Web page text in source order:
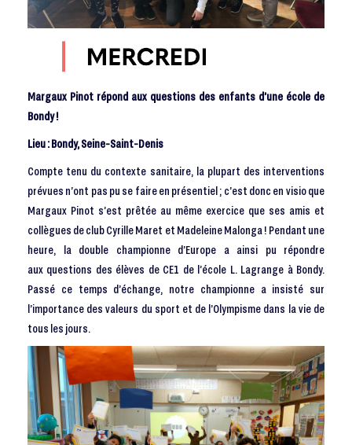
Margaux Pinot répond aux questions des enfants d’une école de
Bondy !
Lieu : Bondy, Seine-Saint-Denis
Compte tenu du contexte sanitaire, la plupart des interventions
prévues n’ont pas pu se faire en présentiel ; c’est donc en visio que
Margaux Pinot s’est prêtée au même exercice que ses amis et
collègues de club Cyrille Maret et Madeleine Malonga ! Pendant une
heure, la double championne d’Europe a ainsi pu répondre
aux questions des élèves de CE1 de l’école L. Lagrange à Bondy.
Passé ce temps d’échange, notre championne a insisté sur
l’importance des valeurs du sport et de l’Olympisme dans la vie de
tous les jours.